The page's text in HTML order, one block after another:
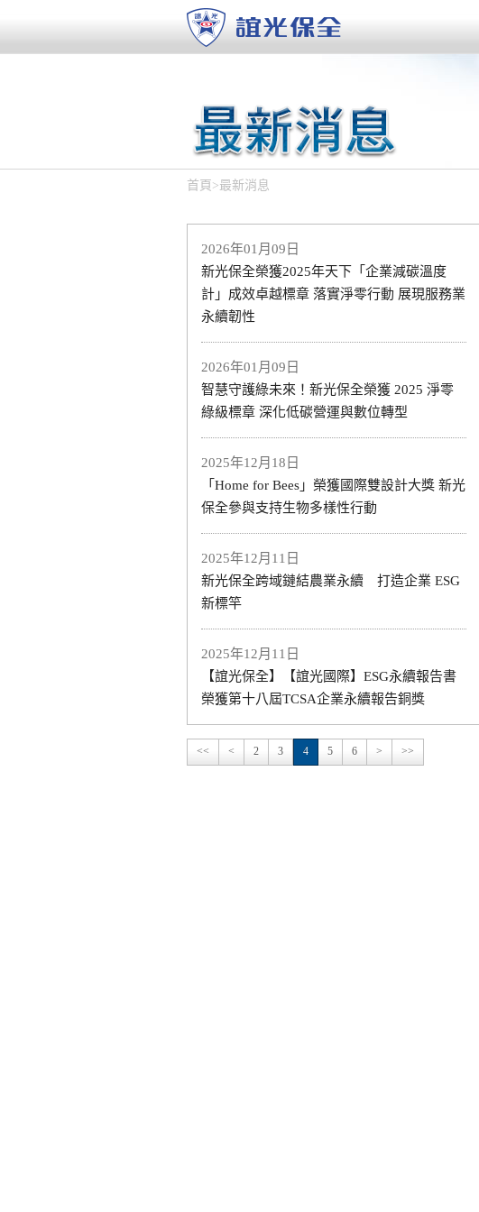
首頁 >最新消息
2026年01月09日
新光保全榮獲2025年天下「企業減碳溫度
計」成效卓越標章 落實淨零行動 展現服務業
永續韌性
2026年01月09日
智慧守護綠未來！新光保全榮獲 2025 淨零
綠級標章 深化低碳營運與數位轉型
2025年12月18日
「Home for Bees」榮獲國際雙設計大獎 新光
保全參與支持生物多樣性行動
2025年12月11日
新光保全跨域鏈結農業永續 打造企業 ESG
新標竿
2025年12月11日
【誼光保全】【誼光國際】ESG永續報告書
榮獲第十八屆TCSA企業永續報告銅獎
<< < 2 3 4 5 6 > >>